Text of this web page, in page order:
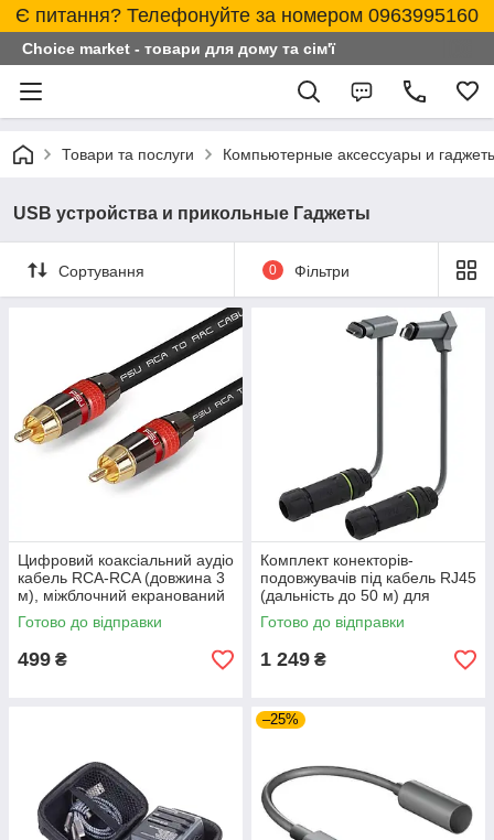
Є питання? Телефонуйте за номером 0963995160
Choice market - товари для дому та сім'ї
Товари та послуги Компьютерные аксессуары и
USB устройства и прикольные Гаджеты
Сортування 0 Фільтри
Цифровий коаксіальний аудіо
кабель RCA-RCA (довжина 3
м), міжблочний екранований
кабель для аудіосистем
Готово до відправки
499 ₴
Комплект конекторів-
подовжувачів під кабель RJ45
(дальність до 50 м) для
підключення супутникового
термінала Starlink
Готово до відправки
1 249 ₴
–25%